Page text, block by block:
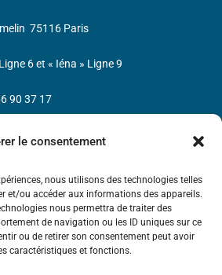
le consentement
nous utilisons des technologies telles
et/ou accéder aux informations des appareils.
nous permettra de traiter des
de navigation ou les ID uniques sur ce
ou de retirer son consentement peut avoir
caractéristiques et fonctions.
découvertes d’André-
75116 Paris
6 et « Iéna » Ligne 9
90 37 17
232, Code APE : 9412Z TVA intra-
785 393 232